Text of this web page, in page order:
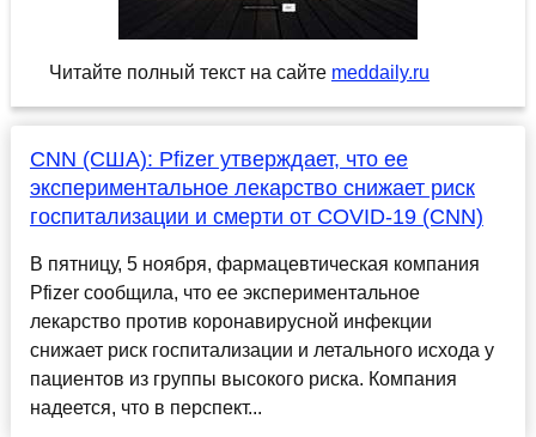
Читайте полный текст на сайте meddaily.ru
CNN (США): Pfizer утверждает, что ее
экспериментальное лекарство снижает риск
госпитализации и смерти от COVID-19 (CNN)
В пятницу, 5 ноября, фармацевтическая компания
Pfizer сообщила, что ее экспериментальное
лекарство против коронавирусной инфекции
снижает риск госпитализации и летального исхода у
пациентов из группы высокого риска. Компания
надеется, что в перспект...